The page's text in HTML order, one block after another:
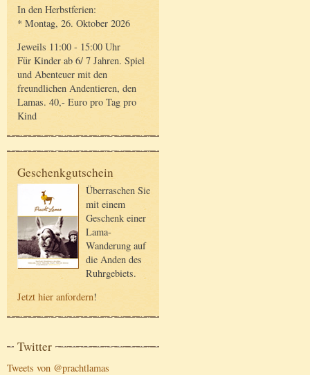
In den Herbstferien:
* Montag, 26. Oktober 2026
Jeweils 11:00 - 15:00 Uhr
Für Kinder ab 6/ 7 Jahren. Spiel
und Abenteuer mit den
freundlichen Andentieren, den
Lamas. 40,- Euro pro Tag pro
Kind
Geschenkgutschein
Überraschen Sie
mit einem
Geschenk einer
Lama-
Wanderung auf
die Anden des
Ruhrgebiets.
Jetzt hier anfordern!
Twitter
Tweets von @prachtlamas